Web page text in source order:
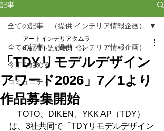
記事
全ての記事 （提供 インテリア情報企画）
今すぐ始める
コミュニティ
全ての記事 （提供 インテリア情報企画）
「TDYリモデルデザイン
アワード2026」7／1より
作品募集開始
アートインテリアタムラ
6月24日 読了時間: 1分
TOTO、DIKEN、YKK AP（TDY）
は、3社共同で「TDYリモデルデザイン